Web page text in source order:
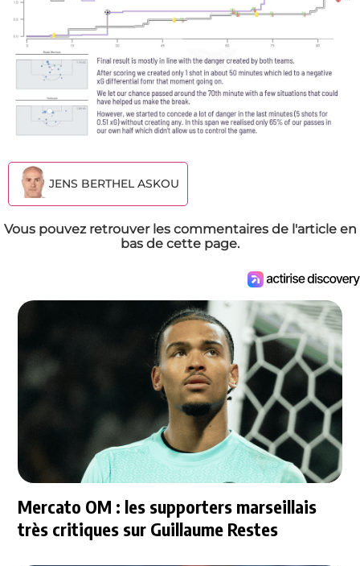
JENS BERTHEL ASKOU
Vous pouvez retrouver les commentaires de l'article en
bas de cette page.
Mercato OM : les supporters marseillais
très critiques sur Guillaume Restes